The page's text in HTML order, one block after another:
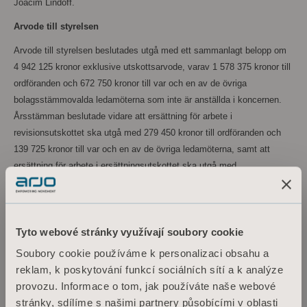
Tyto webové stránky využívají soubory cookie
Soubory cookie používáme k personalizaci obsahu a
reklam, k poskytování funkcí sociálních sítí a k analýze
provozu. Informace o tom, jak používáte naše webové
stránky, sdílíme s našimi partnery působícími v oblasti
Joacim Lindoff.
Arvode till styrelsen
Arvode till styrelsen beslutades utgå med ett sammanlagt belopp om
4 942 125 kronor exklusive utskottsarvode, varav 1 578 375 kronor till
ordföranden och 672 750 kronor till var och en av de övriga
bolagsstämmovalda ledamöterna som inte är anställda i koncernen.
Årsstämman beslutade vidare att ersättning för arbete i
revisionsutskottet ska utgå med 279 450 kronor till ordföranden och
139 725 kronor till var och en av de övriga ledamöterna, samt att
ersättning för arbete i ersättningsutskottet ska utgå med
150 075 kronor till ordföranden och 106
kronor till var och en av de
PricewaterhouseCoopers AB för en mandatperiod om ett år.
Revisionsbolaget har meddelat att Cecilia Andrén Dorselius kommer
att vara huvudansvarig revisor. Det beslutades att arvode till revisorn